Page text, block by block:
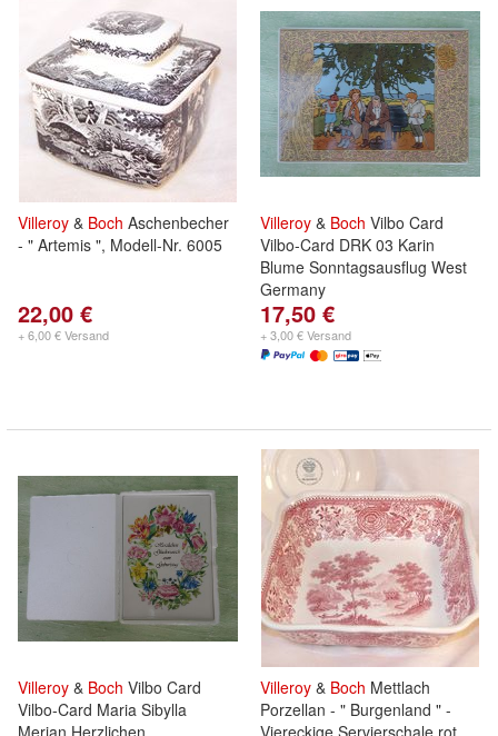
Villeroy & Boch Aschenbecher
- " Artemis ", Modell-Nr. 6005
22,00 €
+ 6,00 € Versand
Villeroy & Boch Vilbo Card
Vilbo-Card DRK 03 Karin
Blume Sonntagsausflug West
Germany
17,50 €
+ 3,00 € Versand
Villeroy & Boch Vilbo Card
Vilbo-Card Maria Sibylla
Merian Herzlichen
Villeroy & Boch Mettlach
Porzellan - " Burgenland " -
Viereckige Servierschale rot